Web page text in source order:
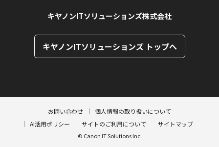
キヤノンITソリューションズ株式会社
キヤノンITソリューションズ トップへ
お問い合わせ
個人情報の取り扱いについて
AI活用ポリシー
サイトのご利用について サイトマップ
© Canon IT Solutions Inc.